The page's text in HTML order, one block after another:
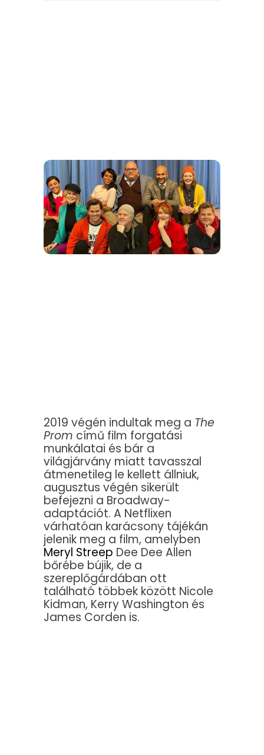
2019 végén indultak meg a The
Prom című film forgatási
munkálatai és bár a
világjárvány miatt tavasszal
átmenetileg le kellett állniuk,
augusztus végén sikerült
befejezni a Broadway-
adaptációt. A Netflixen
várhatóan karácsony tájékán
jelenik meg a film, amelyben
Meryl Streep Dee Dee Allen
bőrébe bújik, de a
szereplőgárdában ott
található többek között Nicole
Kidman, Kerry Washington és
James Corden is.